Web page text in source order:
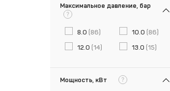
Максимальное давление, бар
?
8.0 (86) 10.0 (86)
12.0 (14) 13.0 (15)
Мощность, кВт ?